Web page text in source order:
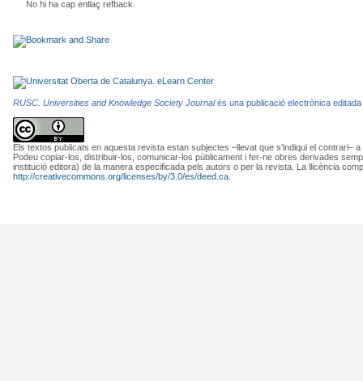
No hi ha cap enllaç refback.
RUSC. Universities and Knowledge Society Journalés una publicació electrònica
Els textos publicats en aquesta revista estan subjectes –llevat que s'indiqui el contrari–
Podeu copiar-los, distribuir-los, comunicar-los públicament i fer-ne obres derivades
institució editora) de la manera especificada pels autors o per la revista. La llicència
http://creativecommons.org/licenses/by/3.0/es/deed.ca.